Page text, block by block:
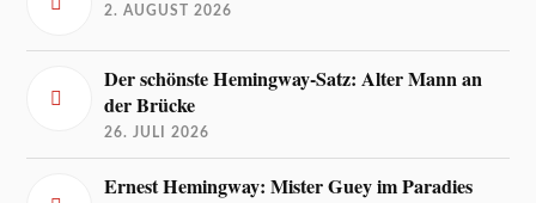
2. AUGUST 2026
Der schönste Hemingway-Satz: Alter Mann an
der Brücke
26. JULI 2026
Ernest Hemingway: Mister Guey im Paradies